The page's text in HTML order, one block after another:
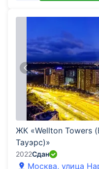
ЖК «Wellton Towers
Тауэрс)»
2022Сдан
Москва, улица